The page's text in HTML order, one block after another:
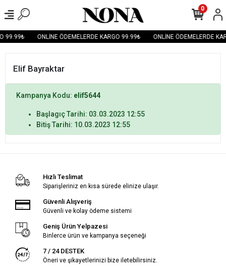
99.99₺ ONLİNE ÖDEMELERDE KARGO 99.99₺ ONLİNE ÖDEMELERDE
0
Elif Bayraktar
Kampanya Kodu: elif5644
Başlagıç Tarihi: 03.03.2023 12:55
Bitiş Tarihi: 10.03.2023 12:55
Hızlı Teslimat
Siparişleriniz en kısa sürede elinize ulaşır.
Güvenli Alışveriş
Güvenli ve kolay ödeme sistemi
Geniş Ürün Yelpazesi
Binlerce ürün ve kampanya seçeneği
7 / 24 DESTEK
Öneri ve şikayetlerinizi bize iletebilirsiniz.